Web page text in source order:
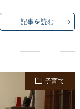
記事を読む
子育て